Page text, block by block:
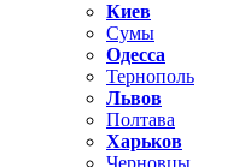
Киев
Сумы
Одесса
Тернополь
Львов
Полтава
Харьков
Черновцы